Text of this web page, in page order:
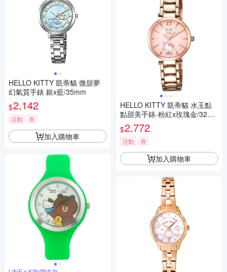
HELLO KITTY 凱蒂貓 微甜夢
幻氣質手錶 銀x藍/35mm
$2,142
活動 券
加入購物車
HELLO KITTY 凱蒂貓 水玉點
點甜美手錶-粉紅x玫瑰金/32m
m
$2,772
活動 券
加入購物車